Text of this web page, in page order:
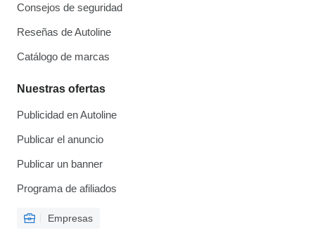
Consejos de seguridad
Reseñas de Autoline
Catálogo de marcas
Nuestras ofertas
Publicidad en Autoline
Publicar el anuncio
Publicar un banner
Programa de afiliados
Empresas